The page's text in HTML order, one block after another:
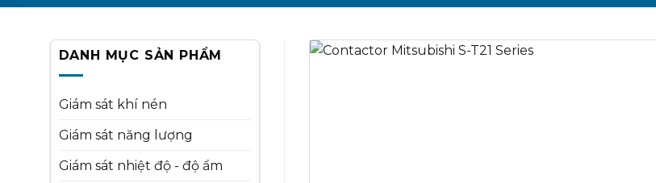
DANH MỤC SẢN PHẨM
Giám sát khí nén
Giám sát năng lượng
Giám sát nhiệt độ - độ ẩm